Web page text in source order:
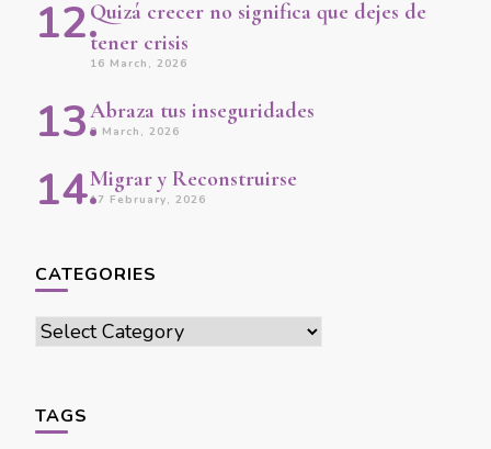
Quizá crecer no significa que dejes de
tener crisis
16 March, 2026
Abraza tus inseguridades
9 March, 2026
Migrar y Reconstruirse
17 February, 2026
CATEGORIES
Categories
TAGS